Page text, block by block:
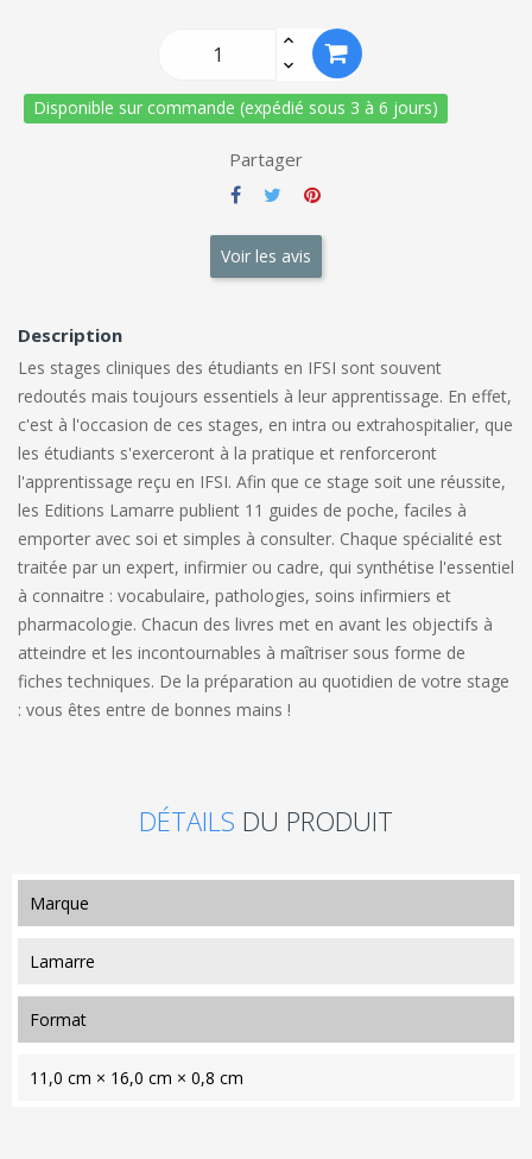
Disponible sur commande (expédié sous 3 à 6 jours)
Partager
Voir les avis
Description
Les stages cliniques des étudiants en IFSI sont souvent
redoutés mais toujours essentiels à leur apprentissage. En effet,
c'est à l'occasion de ces stages, en intra ou extrahospitalier, que
les étudiants s'exerceront à la pratique et renforceront
l'apprentissage reçu en IFSI. Afin que ce stage soit une réussite,
les Editions Lamarre publient 11 guides de poche, faciles à
emporter avec soi et simples à consulter. Chaque spécialité est
traitée par un expert, infirmier ou cadre, qui synthétise l'essentiel
à connaitre : vocabulaire, pathologies, soins infirmiers et
pharmacologie. Chacun des livres met en avant les objectifs à
atteindre et les incontournables à maîtriser sous forme de
fiches techniques. De la préparation au quotidien de votre stage
: vous êtes entre de bonnes mains !
DÉTAILS DU PRODUIT
marque
Lamarre
format
11,0 cm × 16,0 cm × 0,8 cm